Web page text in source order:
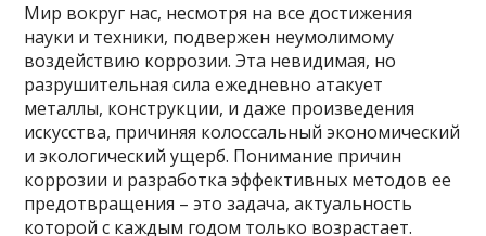
Мир вокруг нас, несмотря на все достижения
науки и техники, подвержен неумолимому
воздействию коррозии. Эта невидимая, но
разрушительная сила ежедневно атакует
металлы, конструкции, и даже произведения
искусства, причиняя колоссальный экономический
и экологический ущерб. Понимание причин
коррозии и разработка эффективных методов ее
предотвращения – это задача, актуальность
которой с каждым годом только возрастает.